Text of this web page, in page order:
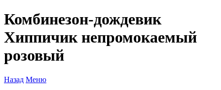
Комбинезон-дождевик
Хиппичик непромокаемый
розовый
Назад Меню